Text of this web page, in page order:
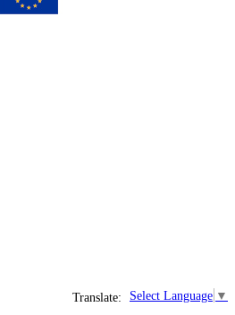
Select Language ▼
Translate: